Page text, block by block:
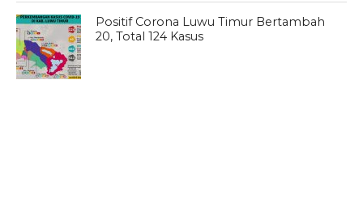
Positif Corona Luwu Timur Bertambah
20, Total 124 Kasus